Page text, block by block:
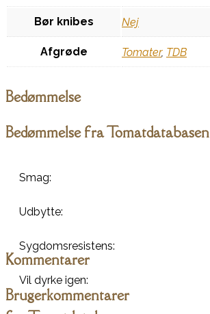
Bør knibes Nej
Afgrøde Tomater, TDB
Bedømmelse
Bedømmelse fra Tomatdatabasen
Smag:
Udbytte:
Sygdomsresistens:
Vil dyrke igen:
Kommentarer
Brugerkommentarer